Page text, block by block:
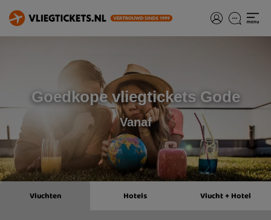
Goedkope vliegtickets Gode
Vanaf